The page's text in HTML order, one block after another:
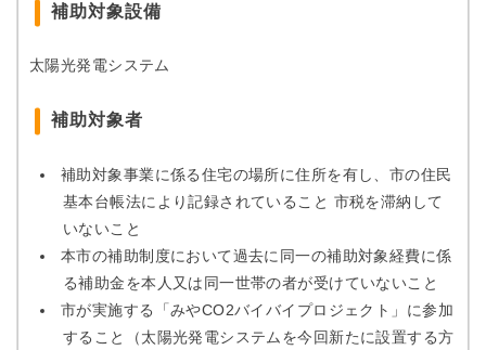
補助対象設備
太陽光発電システム
補助対象者
補助対象事業に係る住宅の場所に住所を有し、市の住民
基本台帳法により記録されていること 市税を滞納して
いないこと
本市の補助制度において過去に同一の補助対象経費に係
る補助金を本人又は同一世帯の者が受けていないこと
市が実施する「みやCO2バイバイプロジェクト」に参加
すること（太陽光発電システムを今回新たに設置する方